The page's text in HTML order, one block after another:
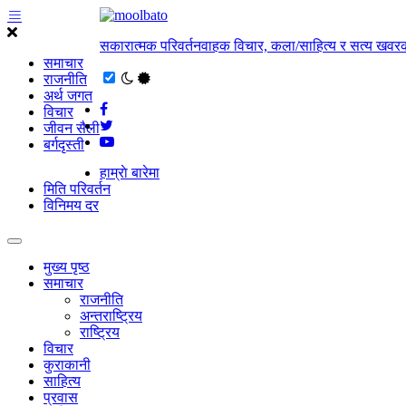
समाचार
राजनीति
अर्थ जगत
विचार
जीवन सैली
बर्गदृस्ती
सकारात्मक परिवर्तनवाहक विचार, कला/साहित्य र सत्य
हाम्राे बारेमा
मिति परिवर्तन
विनिमय दर
मुख्य पृष्ठ
समाचार
राजनीति
अन्तराष्ट्रिय
राष्ट्रिय
विचार
कुराकानी
साहित्य
प्रवास